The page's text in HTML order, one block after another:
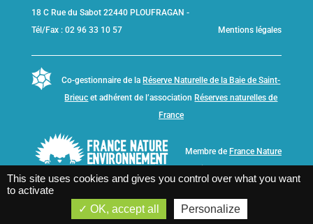
18 C Rue du Sabot 22440 PLOUFRAGAN -
Tél/Fax : 02 96 33 10 57
Mentions légales
Co-gestionnaire de la Réserve Naturelle de la Baie de Saint-
Brieuc et adhérent de l’association Réserves naturelles de
France
Membre de France Nature
This site uses cookies and gives you control over what you want
to activate
OK, accept all
Personalize